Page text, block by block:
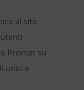
al sito
Prompt su
unici e